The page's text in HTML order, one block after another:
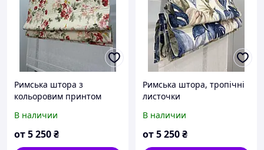
Римська штора з
кольоровим принтом
В наличии
от5 250₴
Римська штора, тропічні
листочки
В наличии
от5 250₴